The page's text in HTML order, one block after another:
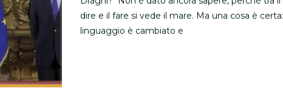
dire e il fare si vede il mare. Ma una cosa è
linguaggio è cambiato e